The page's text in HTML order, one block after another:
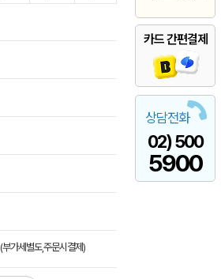
카드 간편결제
상담전화
02) 500
5900
(부가세별도,주문시결제)